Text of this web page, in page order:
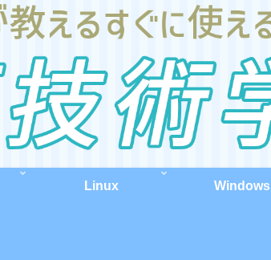
Linux Windows